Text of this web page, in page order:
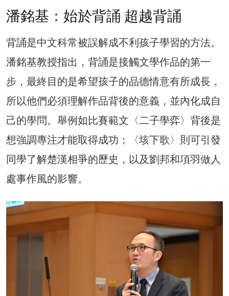
潘銘基：始於背誦 超越背誦
背誦是中文科常被誤解成不利孩子學習的方法。
潘銘基教授指出，背誦是接觸文學作品的第一
步，最終目的是希望孩子的品德情意有所成長，
所以他們必須理解作品背後的意義，並內化成自
己的學問。舉例如比賽範文〈二子學弈〉背後是
想強調專注才能取得成功；〈垓下歌〉則可引發
同學了解楚漢相爭的歷史，以及劉邦和項羽做人
處事作風的影響。